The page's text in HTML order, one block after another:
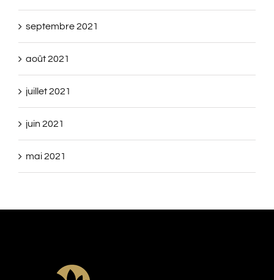
septembre 2021
août 2021
juillet 2021
juin 2021
mai 2021